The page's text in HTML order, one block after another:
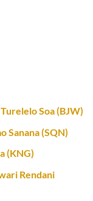
Soa (BJW)
Sanana (SQN)
(KNG)
Rendani